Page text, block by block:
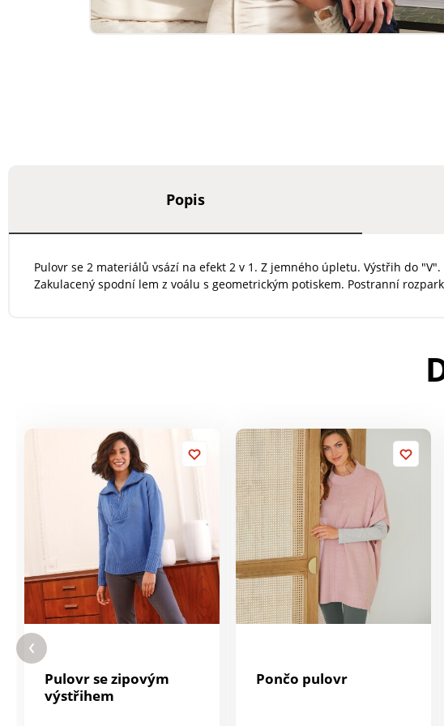
Popis
Pulovr se 2 materiálů vsází na efekt 2 v 1. Z jemného úpletu. Výstřih do
Zakulacený spodní lem z voálu s geometrickým potiskem. Postranní
Pulovr se zipovým
výstřihem
Pončo pulovr